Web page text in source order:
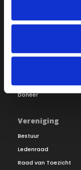
Onze missie
Doneer
Vereniging
Bestuur
Ledenraad
Raad van Toezicht